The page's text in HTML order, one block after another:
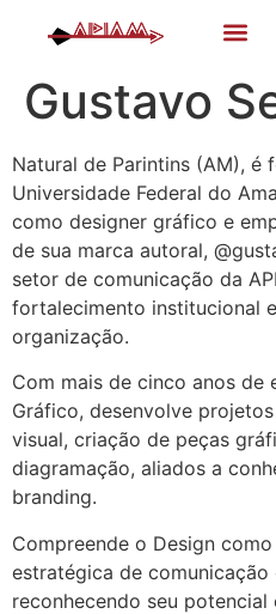
Gustavo
Natural de Parintins (AM), é
Universidade Federal do
como designer gráfico e
de sua marca autoral,
setor de comunicação da
fortalecimento institucional
organização.
Com mais de cinco anos de
Gráfico, desenvolve
visual, criação de peças
diagramação, aliados a
branding.
Compreende o Design
estratégica de
reconhecendo seu potencial